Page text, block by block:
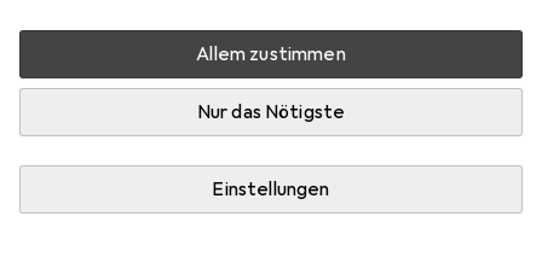
Allem zustimmen
Nur das Nötigste
Einstellungen